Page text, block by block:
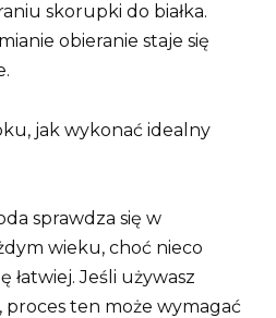
skorupki do białka.
obieranie staje się
jak wykonać idealny
sprawdza się w
wieku, choć nieco
łatwiej. Jeśli używasz
proces ten może wymagać